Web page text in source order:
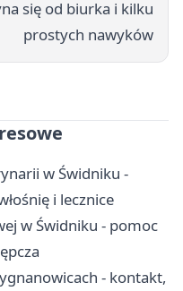
się od biurka i kilku
prostych nawyków
w Świdniku -
i lecznice
w Świdniku - pomoc
- kontakt,